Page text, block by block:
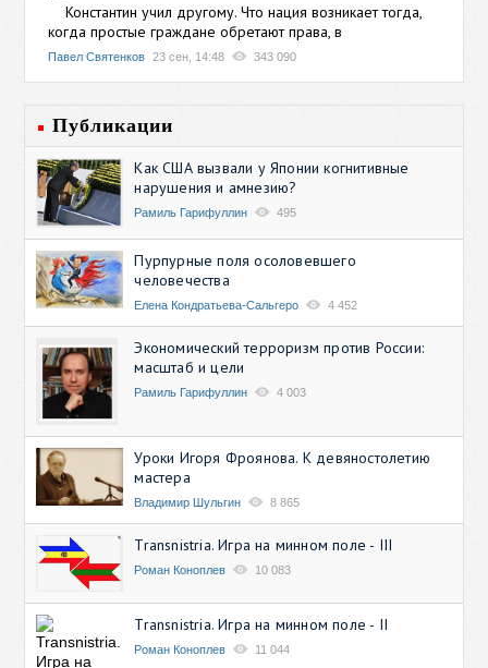
Константин учил другому. Что нация возникает тогда,
когда простые граждане обретают права, в
Павел Святенков 23 сен, 14:48 343 090
Публикации
Как США вызвали у Японии когнитивные
нарушения и амнезию?
Рамиль Гарифуллин 495
Пурпурные поля осоловевшего
человечества
Елена Кондратьева-Сальгеро 4 452
Экономический терроризм против России:
масштаб и цели
Рамиль Гарифуллин 4 003
Уроки Игоря Фроянова. К девяностолетию
мастера
Владимир Шульгин 8 865
Transnistria. Игра на минном поле - III
Роман Коноплев 10 083
Transnistria. Игра на минном поле - II
Роман Коноплев 11 044